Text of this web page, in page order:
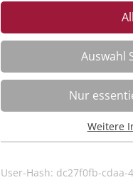
Kursempfehlungen
Auswahl
Nur
Essentielle Cookies
Webseite benötigt.
Weitere
User-Hash: dc27f0fb-cdaa-